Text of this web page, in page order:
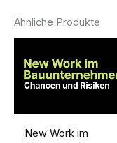
Ähnliche Produkte
New Work im